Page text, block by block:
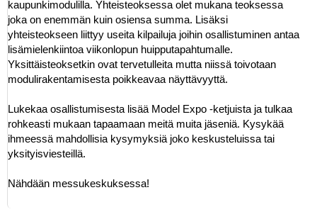
kaupunkimodulilla. Yhteisteoksessa olet mukana teoksessa
joka on enemmän kuin osiensa summa. Lisäksi
yhteisteokseen liittyy useita kilpailuja joihin osallistuminen antaa
lisämielenkiintoa viikonlopun huipputapahtumalle.
Yksittäisteoksetkin ovat tervetulleita mutta niissä toivotaan
modulirakentamisesta poikkeavaa näyttävyyttä.
Lukekaa osallistumisesta lisää Model Expo -ketjuista ja tulkaa
rohkeasti mukaan tapaamaan meitä muita jäseniä. Kysykää
ihmeessä mahdollisia kysymyksiä joko keskusteluissa tai
yksityisviesteillä.
Nähdään messukeskuksessa!